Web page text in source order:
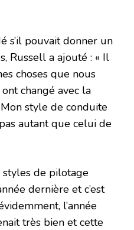
s’il pouvait donner un
Russell a ajouté : « Il
choses que nous
changé avec la
style de conduite
autant que celui de
styles de pilotage
dernière et c’est
l’année
très bien et cette